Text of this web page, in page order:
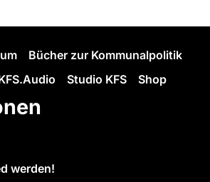
Bücher zur Kommunalpolitik
Studio KFS Shop
werden!